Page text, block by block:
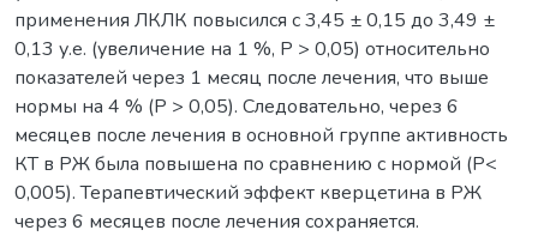
применения ЛКЛК повысился с 3,45 ± 0,15 до 3,49 ±
0,13 у.е. (увеличение на 1 %, Р > 0,05) относительно
показателей через 1 месяц после лечения, что выше
нормы на 4 % (Р > 0,05). Следовательно, через 6
месяцев после лечения в основной группе активность
КТ в РЖ была повышена по сравнению с нормой (Р<
0,005). Терапевтический эффект кверцетина в РЖ
через 6 месяцев после лечения сохраняется.